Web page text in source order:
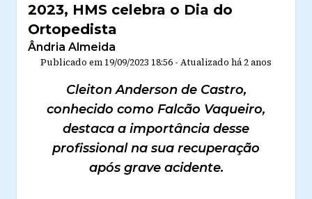
2023, HMS celebra o Dia do
Ortopedista
Ândria Almeida
Publicado em 19/09/2023 18:56 - Atualizado há 2 anos
Cleiton Anderson de Castro,
conhecido como Falcão Vaqueiro,
destaca a importância desse
profissional na sua recuperação
após grave acidente.